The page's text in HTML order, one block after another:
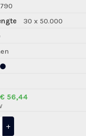
30 x 50.000
€ 56,44
+